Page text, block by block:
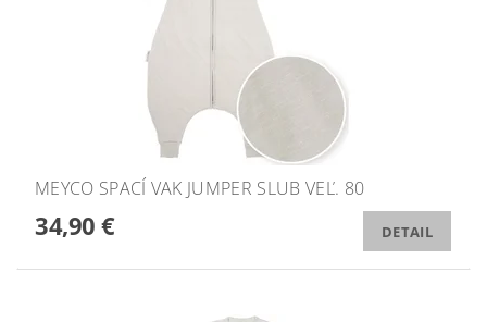
MEYCO SPACÍ VAK JUMPER SLUB VEĽ. 80
34,90 € DETAIL